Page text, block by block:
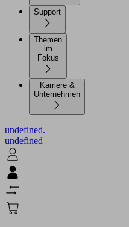
Support
Themen
im
Karriere &
Unternehmen
undefined.
undefined